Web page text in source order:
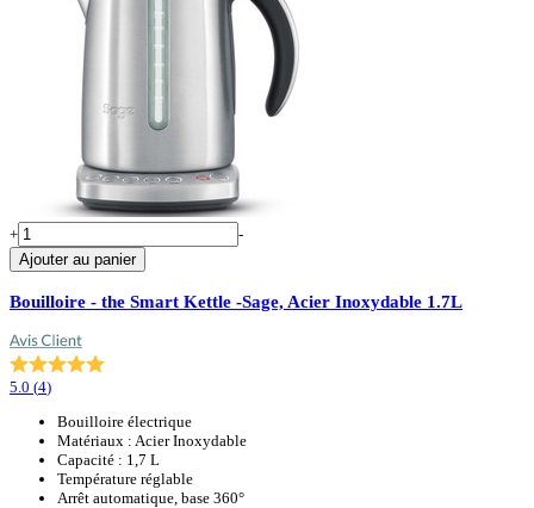
+
-
Ajouter au panier
Bouilloire - the Smart Kettle -Sage, Acier Inoxydable 1.7L
5.0 (4)
Bouilloire électrique
Matériaux : Acier Inoxydable
Capacité : 1,7 L
Température réglable
Arrêt automatique, base 360°